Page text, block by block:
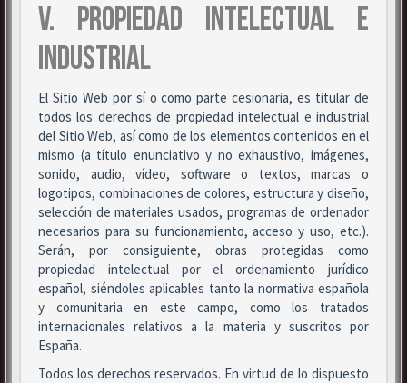
V. PROPIEDAD INTELECTUAL E
INDUSTRIAL
El Sitio Web por sí o como parte cesionaria, es titular de
todos los derechos de propiedad intelectual e industrial
del Sitio Web, así como de los elementos contenidos en el
mismo (a título enunciativo y no exhaustivo, imágenes,
sonido, audio, vídeo, software o textos, marcas o
logotipos, combinaciones de colores, estructura y diseño,
selección de materiales usados, programas de ordenador
necesarios para su funcionamiento, acceso y uso, etc.).
Serán, por consiguiente, obras protegidas como
propiedad intelectual por el ordenamiento jurídico
español, siéndoles aplicables tanto la normativa española
y comunitaria en este campo, como los tratados
internacionales relativos a la materia y suscritos por
España.
Todos los derechos reservados. En virtud de lo dispuesto